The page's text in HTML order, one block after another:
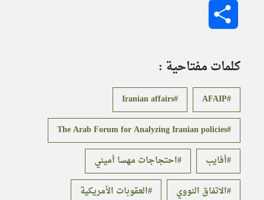
كلمات مفتاحية :
AFAIP
Iranian affairs
The Arab Forum for Analyzing Iranian policies
أفايب
احتجاجات مهسا أميني
الاتفاق النووي
العقوبات الأمريكية